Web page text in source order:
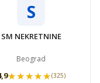
S
SM NEKRETNINE
Beograd
★★★★★
★★★★★(325)